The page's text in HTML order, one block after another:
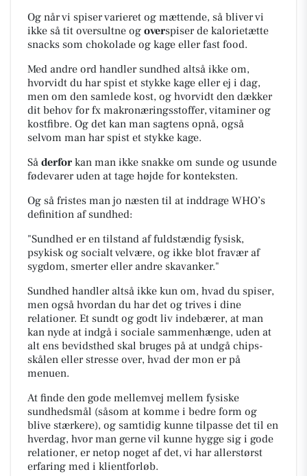
Og når vi spiser varieret og mættende, så bliver vi
ikke så tit oversultne og overspiser de kalorietætte
snacks som chokolade og kage eller fast food.
Med andre ord handler sundhed altså ikke om,
hvorvidt du har spist et stykke kage eller ej i dag,
men om den samlede kost, og hvorvidt den dækker
dit behov for fx makronæringsstoffer, vitaminer og
kostfibre. Og det kan man sagtens opnå, også
selvom man har spist et stykke kage.
Så derfor kan man ikke snakke om sunde og usunde
fødevarer uden at tage højde for konteksten.
Og så fristes man jo næsten til at inddrage WHO’s
definition af sundhed:
"Sundhed er en tilstand af fuldstændig fysisk,
psykisk og socialt velvære, og ikke blot fravær af
sygdom, smerter eller andre skavanker."
Sundhed handler altså ikke kun om, hvad du spiser,
men også hvordan du har det og trives i dine
relationer. Et sundt og godt liv indebærer, at man
kan nyde at indgå i sociale sammenhænge, uden at
alt ens bevidsthed skal bruges på at undgå chips-
skålen eller stresse over, hvad der mon er på
menuen.
At finde den gode mellemvej mellem fysiske
sundhedsmål (såsom at komme i bedre form og
blive stærkere), og samtidig kunne tilpasse det til en
hverdag, hvor man gerne vil kunne hygge sig i gode
relationer, er netop noget af det, vi har allerstørst
erfaring med i klientforløb.